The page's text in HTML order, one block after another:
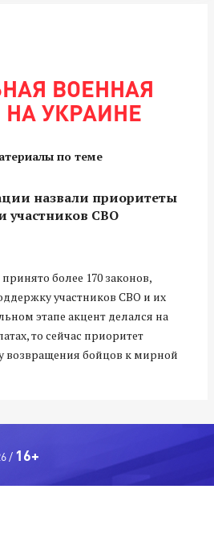
ВОЕННАЯ
УКРАИНЕ
по теме
назвали приоритеты
участников СВО
более 170 законов,
участников СВО и их
этапе акцент делался на
то сейчас приоритет
возвращения бойцов к мирной
/ 16+